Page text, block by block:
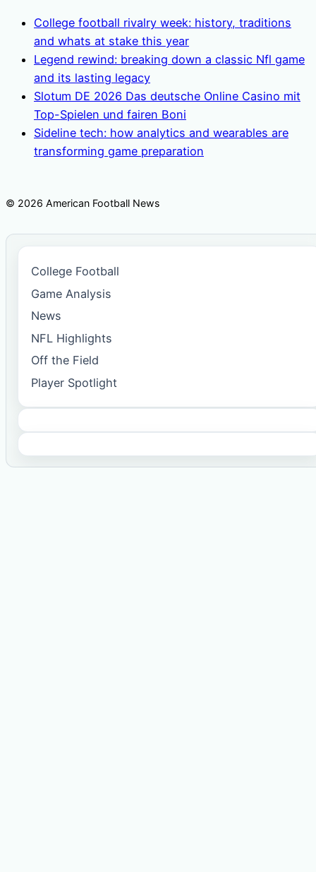
College football rivalry week: history, traditions
and whats at stake this year
Legend rewind: breaking down a classic Nfl game
and its lasting legacy
Slotum DE 2026 Das deutsche Online Casino mit
Top-Spielen und fairen Boni
Sideline tech: how analytics and wearables are
transforming game preparation
© 2026 American Football News
College Football
Game Analysis
News
NFL Highlights
Off the Field
Player Spotlight